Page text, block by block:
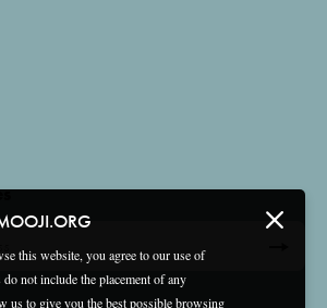
this website, you agree to our use of
not include the placement of any
us to give you the best possible browsing